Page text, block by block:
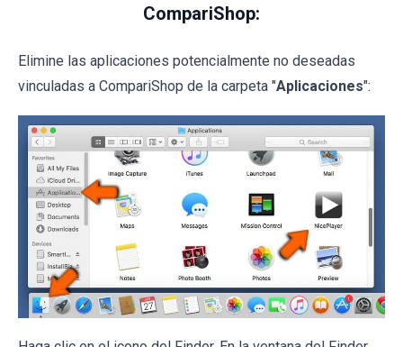
CompariShop:
Elimine las aplicaciones potencialmente no deseadas
vinculadas a CompariShop de la carpeta "Aplicaciones":